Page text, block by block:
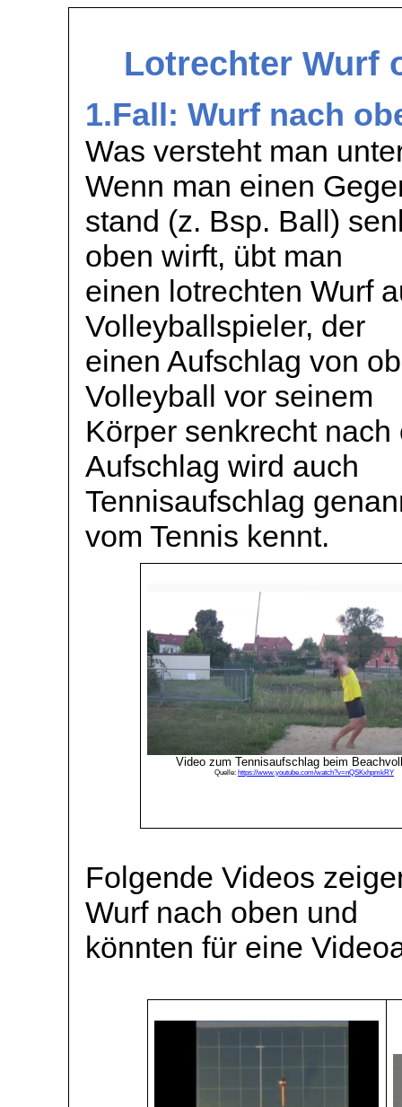
Lotrechter Wurf
1.Fall: Wurf nach
Was versteht man
Wenn man einen
stand (z. Bsp. Ball)
oben wirft, übt man
einen lotrechten Wurf
Volleyballspieler, der
einen Aufschlag von
Volleyball vor seinem
Körper senkrecht
Aufschlag wird auch
Tennisaufschlag
vom Tennis kennt.
Video zum Tennisaufschlag beim
Quelle: https://www.youtube.com/watch?v=nQSKxhpmkRY
Folgende Videos
Wurf nach oben und
könnten für eine